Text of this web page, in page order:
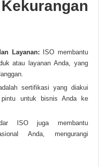
Layanan: ISO membantu
atau layanan Anda, yang
sertifikasi yang diakui
pintu untuk bisnis Anda ke
ISO juga membantu
Anda, mengurangi